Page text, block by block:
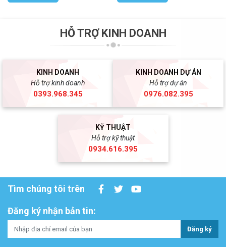
HỖ TRỢ KINH DOANH
KINH DOANH
Hỗ trợ kinh doanh
0393.968.345
KINH DOANH DỰ ÁN
Hỗ trợ dự án
0976.082.395
KỸ THUẬT
Hỗ trợ kỹ thuật
0934.616.395
Tìm chúng tôi trên
Đăng ký nhận bản tin:
Đăng ký